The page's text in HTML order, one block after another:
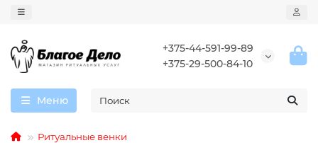
+375-44-591-99-89
+375-29-500-84-10
Меню
Ритуальные венки